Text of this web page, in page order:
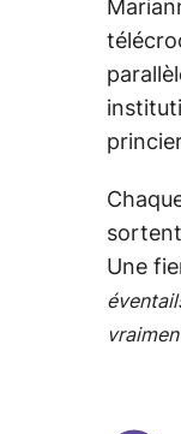
Une